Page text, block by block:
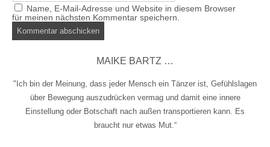
Name, E-Mail-Adresse und Website in diesem Browser
für meinen nächsten Kommentar speichern.
MAIKE BARTZ …
"Ich bin der Meinung, dass jeder Mensch ein Tänzer ist, Gefühlslagen
über Bewegung auszudrücken vermag und damit eine innere
Einstellung oder Botschaft nach außen transportieren kann. Es
braucht nur etwas Mut.“